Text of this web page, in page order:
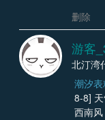
删除
游客
北汀湾
潮汐
8-8]
西南